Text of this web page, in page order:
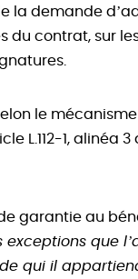
la demande
du contrat, sur
le
L.112-1, alinéa
garantie au
exceptions que
qui il